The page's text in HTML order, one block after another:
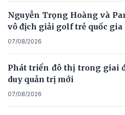
Nguyễn Trọng Hoàng và
vô địch giải golf trẻ quốc gia
07/08/2026
Phát triển đô thị trong giai
duy quản trị mới
07/08/2026